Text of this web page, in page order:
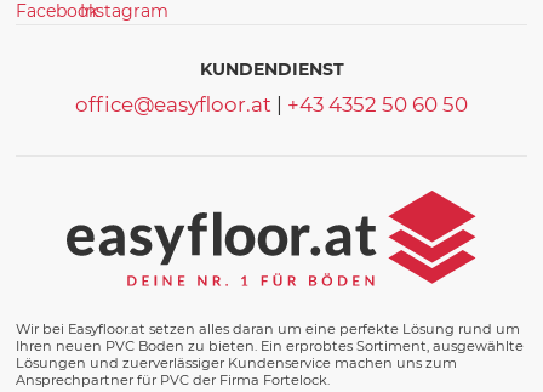
KUNDENDIENST
office@easyfloor.at +43 4352 50 60 50
Wir bei Easyfloor.at setzen alles daran um eine perfekte Lösung rund um
Ihren neuen PVC Boden zu bieten. Ein erprobtes Sortiment, ausgewählte
Lösungen und zuerverlässiger Kundenservice machen uns zum
Ansprechpartner für PVC der Firma Fortelock.